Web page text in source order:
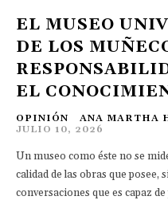
EL MUSEO
DE LOS
EL
OPINIÓN ANA MARTHA
JULIO 10, 2026
Un museo como éste no se
calidad de las obras que posee,
conversaciones que es capaz